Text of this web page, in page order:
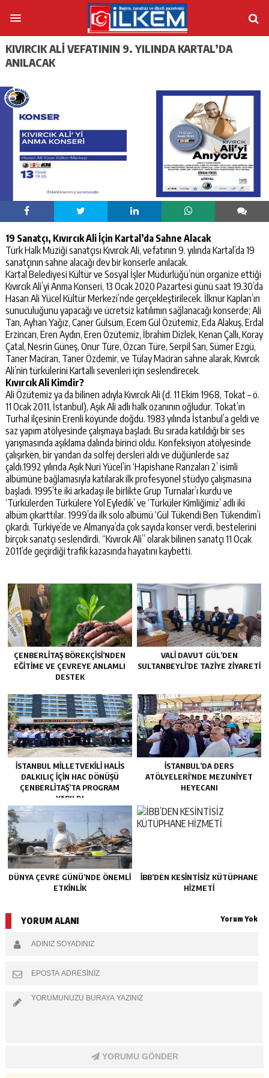
KIVIRCIK ALİ VEFATININ 9. YILINDA KARTAL’DA
ANILACAK
19 Sanatçı, Kıvırcık Ali İçin Kartal’da Sahne Alacak
Türk Halk Müziği sanatçısı Kıvırcık Ali, vefatının 9. yılında Kartal’da 19
sanatçının sahne alacağı dev bir konserle anılacak.
Kartal Belediyesi Kültür ve Sosyal İşler Müdürlüğü’nün organize ettiği
Kıvırcık Ali’yi Anma Konseri, 13 Ocak 2020 Pazartesi günü saat 19.30’da
Hasan Ali Yücel Kültür Merkezi’nde gerçekleştirilecek. İlknur Kaplan’ın
sunuculuğunu yapacağı ve ücretsiz katılımın sağlanacağı konserde; Ali
Tan, Ayhan Yağız, Caner Gülsüm, Ecem Gül Özütemiz, Eda Alakuş, Erdal
Erzincan, Eren Aydın, Eren Özütemiz, İbrahim Dizlek, Kenan Çallı, Koray
Çatal, Nesrin Güneş, Onur Türe, Özcan Türe, Serpil Sarı, Sümer Ezgü,
Taner Maciran, Taner Özdemir, ve Tülay Maciran sahne alarak, Kıvırcık
Ali’nin türkülerini Kartallı sevenleri için seslendirecek.
Kıvırcık Ali Kimdir?
Ali Özütemiz ya da bilinen adıyla Kıvırcık Ali (d. 11 Ekim 1968, Tokat – ö.
11 Ocak 2011, İstanbul), Aşık Ali adlı halk ozanının oğludur. Tokat’ın
Turhal ilçesinin Erenli köyünde doğdu. 1983 yılında İstanbul’a geldi ve
saz yapım atölyesinde çalışmaya başladı. Bu sırada katıldığı bir ses
yarışmasında aşıklama dalında birinci oldu. Konfeksiyon atölyesinde
çalışırken, bir yandan da solfej dersleri aldı ve düğünlerde saz
çaldı.1992 yılında Aşık Nuri Yücel’in ‘Hapishane Ranzaları 2’ isimli
albümüne bağlamasıyla katılarak ilk profesyonel stüdyo çalışmasına
başladı. 1995’te iki arkadaşı ile birlikte Grup Turnalar’ı kurdu ve
‘Türkülerden Türkülere Yol Eyledik’ ve ‘Türküler Kimliğimiz’ adlı iki
albüm çıkarttılar. 1999’da ilk solo albümü ‘Gül Tükendi Ben Tükendim’i
çıkardı. Türkiye’de ve Almanya’da çok sayıda konser verdi, bestelerini
birçok sanatçı seslendirdi. “Kıvırcık Ali” olarak bilinen sanatçı 11 Ocak
2011’de geçirdiği trafik kazasında hayatını kaybetti.
ÇENBERLITAŞ BÖREKÇISI’NDEN
EĞITIME VE ÇEVREYE ANLAMLI
DESTEK
VALI DAVUT GÜL’DEN
SULTANBEYLI’DE TAZIYE ZIYARETI
İSTANBUL MILLETVEKILI HALIS
DALKILIÇ IÇIN HAC DÖNÜŞÜ
ÇENBERLITAŞ’TA PROGRAM
YAPILDI
İSTANBUL’DA DERS
ATÖLYELERİ’NDE MEZUNİYET
HEYECANI
DÜNYA ÇEVRE GÜNÜ’NDE ÖNEMLİ
ETKİNLİK
İBB’DEN KESİNTİSİZ KÜTÜPHANE
HİZMETİ
YORUM ALANI Yorum Yok
YORUMU GÖNDER